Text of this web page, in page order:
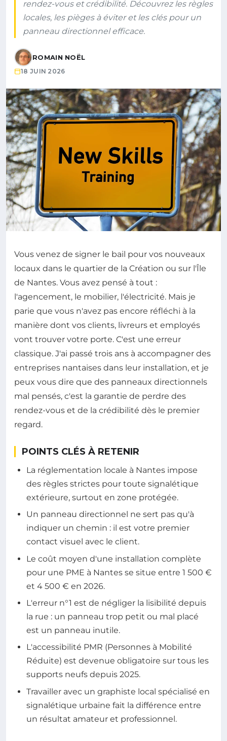
rendez-vous et crédibilité. Découvrez les règles
locales, les pièges à éviter et les clés pour un
panneau directionnel efficace.
ROMAIN NOËL
18 JUIN 2026
Vous venez de signer le bail pour vos nouveaux
locaux dans le quartier de la Création ou sur l'Île
de Nantes. Vous avez pensé à tout :
l'agencement, le mobilier, l'électricité. Mais je
parie que vous n'avez pas encore réfléchi à la
manière dont vos clients, livreurs et employés
vont trouver votre porte. C'est une erreur
classique. J'ai passé trois ans à accompagner des
entreprises nantaises dans leur installation, et je
peux vous dire que des panneaux directionnels
mal pensés, c'est la garantie de perdre des
rendez-vous et de la crédibilité dès le premier
regard.
POINTS CLÉS À RETENIR
La réglementation locale à Nantes impose
des règles strictes pour toute signalétique
extérieure, surtout en zone protégée.
Un panneau directionnel ne sert pas qu'à
indiquer un chemin : il est votre premier
contact visuel avec le client.
Le coût moyen d'une installation complète
pour une PME à Nantes se situe entre 1 500 €
et 4 500 € en 2026.
L'erreur n°1 est de négliger la lisibilité depuis
la rue : un panneau trop petit ou mal placé
est un panneau inutile.
L'accessibilité PMR (Personnes à Mobilité
Réduite) est devenue obligatoire sur tous les
supports neufs depuis 2025.
Travailler avec un graphiste local spécialisé en
signalétique urbaine fait la différence entre
un résultat amateur et professionnel.